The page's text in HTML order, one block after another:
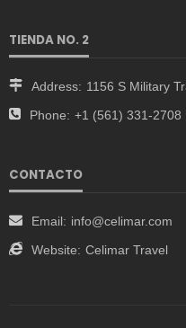
TIENDA NO. 2
Address: 1156 S Military
Phone: +1 (561) 331-2708
CONTACTO
Email: info@celimar.com
Website: Celimar Travel